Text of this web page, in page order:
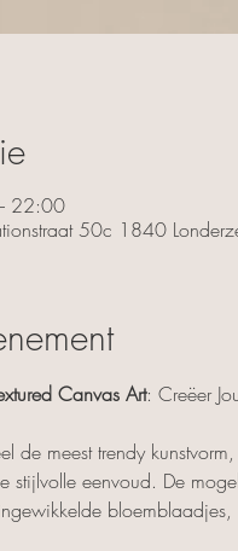
22:00
50c 1840
Canvas Art: Creëer
de meest trendy
stijlvolle eenvoud. De